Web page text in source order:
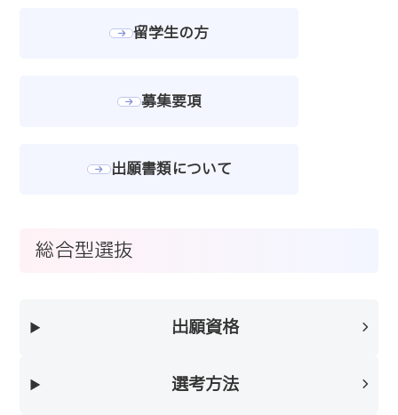
留学生の方
募集要項
出願書類について
総合型選抜
出願資格
選考方法